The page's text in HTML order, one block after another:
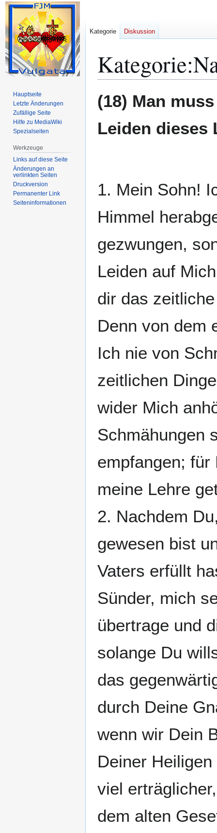
Kategorie:
Navigation
Suche
(18) Man
Leiden dieses
1. Mein Sohn!
Himmel
gezwungen,
Leiden auf
dir das
Denn von dem
Ich nie von
zeitlichen
wider Mich
Schmähungen
empfangen; für
meine Lehre
2. Nachdem
gewesen bist
Vaters erfüllt
Sünder, mich
übertrage und
solange Du
das
durch Deine
wenn wir Dein
Deiner
viel
dem alten
Kategorie Diskussion
Hauptseite
Letzte Änderungen
Zufällige Seite
Hilfe zu MediaWiki
Spezialseiten
Werkzeuge
Links auf diese Seite
Änderungen an
verlinkten Seiten
Druckversion
Permanenter Link
Seiten­­informationen